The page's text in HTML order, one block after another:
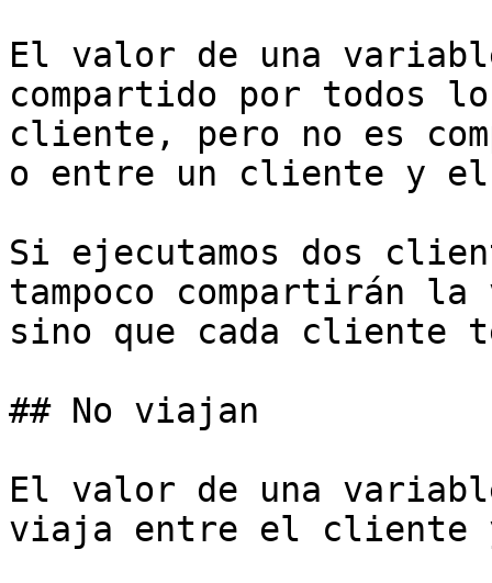
El valor de una
compartido por todos
cliente, pero no es
o entre un cliente y
Si ejecutamos dos
tampoco compartirán
sino que cada cliente
## No viajan
El valor de una
viaja entre el cliente